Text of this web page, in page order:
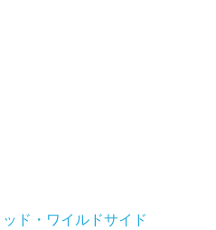
ド・ワイルドサイド